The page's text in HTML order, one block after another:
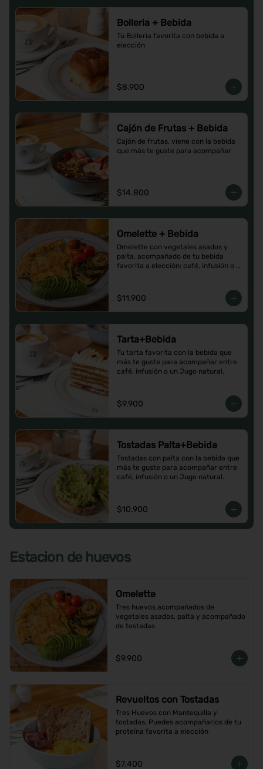
Bolleria + Bebida
Tu Bolleria favorita con bebida a
elección
$8.900
Cajón de Frutas + Bebida
Cajón de frutas, viene con la bebida
que más te guste para acompañar
$14.800
Omelette + Bebida
Omelette con vegetales asados y
palta, acompañado de tu bebida
favorita a elección: café, infusión o
$11.900
Tarta+Bebida
Tu tarta favorita con la bebida que
más te guste para acompañar entre
café, infusión o un Jugo natural.
$9.900
Tostadas Palta+Bebida
Tostadas con palta con la bebida que
más te guste para acompañar entre
café, infusión o un Jugo natural.
$10.900
Estacion de huevos
Omelette
Tres huevos acompañados de
vegetales asados, palta y acompañado
de tostadas
$9.900
Revueltos con Tostadas
Tres Huevos con Mantequilla y
tostadas. Puedes acompañarlos de tu
proteína favorita a elección
$7.400